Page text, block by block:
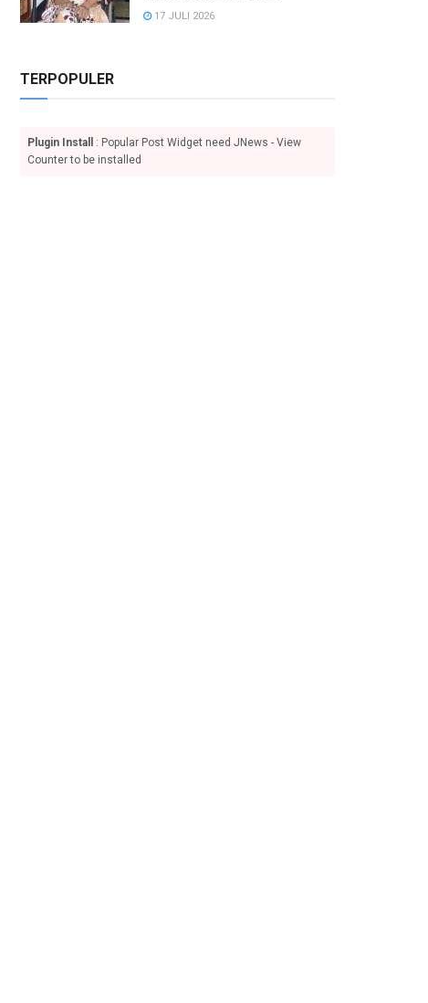
17 JULI 2026
TERPOPULER
Plugin Install
: Popular Post Widget need JNews - View
Counter to be installed